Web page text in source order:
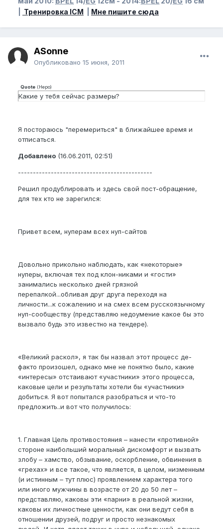
Тренировка ICM Мне пишите сюда
ASonne
Опубликовано 15 июня, 2011
Quote (Неро)
Какие у тебя сейчас размеры?
Я постораюсь "перемериться" в ближайшее время и
отписаться.
Добавлено (16.06.2011, 02:51)
---------------------------------------------
Решил продублировать и здесь свой пост-обращение,
для тех кто не зарегился:
Привет всем, нуперам всех нуп-сайтов
Довольно прикольно наблюдать, как «некоторые»
нуперы, включая тех под клон-никами и «гости»
занимались несколько дней грязной
перепалкой...обливая друг друга переходя на
личности...к сожалению и на смех всем русскоязычному
нуп-сообществу (представляю недоумение какое бы это
вызвало будь это известно на тендере).
«Великий раскол», я так бы назвал этот процесс де-
факто произошел, однако мне не понятно было, какие
«интересы» отстаивают «участники» этого процесса,
каковые цели и результаты хотели бы «участники»
добиться. Я вот попытался разобраться и что-то
предложить..и вот что получилось:
1. Главная Цель противостояния – нанести «противной»
стороне наибольший моральный дискомфорт и вызвать
злобу – хамство, обзывание, оскорбление, обвинения в
«грехах» и все такое, что является, в целом, низменным
(и истинным – тут плюс) проявлением характера того
или иного мужчины в возрасте от 20 до 50 лет –
представляю, каковы эти «парни» в реальной жизни,
каковы их личностные ценности, как они ведут себя в
отношении друзей, подруг и просто незнакомых